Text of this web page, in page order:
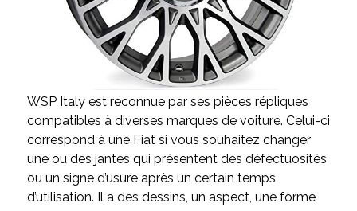
WSP Italy est reconnue par ses pièces répliques
compatibles à diverses marques de voiture. Celui-ci
correspond à une Fiat si vous souhaitez changer
une ou des jantes qui présentent des défectuosités
ou un signe d’usure après un certain temps
d’utilisation. Il a des dessins, un aspect, une forme